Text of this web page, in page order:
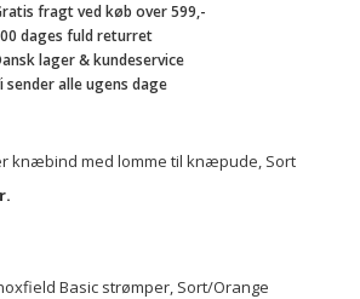
fragt ved køb over 599,-
dages fuld returret
lager & kundeservice
sender alle ugens dage
knæbind med lomme til knæpude, Sort
Basic strømper, Sort/Orange